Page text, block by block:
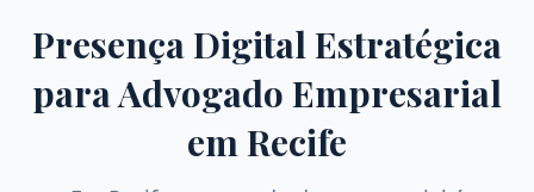
Presença Digital Estratégica
paraAdvogado Empresarial
emRecife